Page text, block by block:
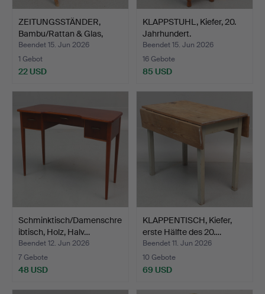
ZEITUNGSSTÄNDER,
Bambu/Rattan & Glas,
zwei…
Beendet 15. Jun 2026
1 Gebot
22 USD
KLAPPSTUHL, Kiefer, 20.
Jahrhundert.
Beendet 15. Jun 2026
16 Gebote
85 USD
Schminktisch/Damenschre
ibtisch, Holz, Halv…
Beendet 12. Jun 2026
7 Gebote
48 USD
KLAPPENTISCH, Kiefer,
erste Hälfte des 20.…
Beendet 11. Jun 2026
10 Gebote
69 USD